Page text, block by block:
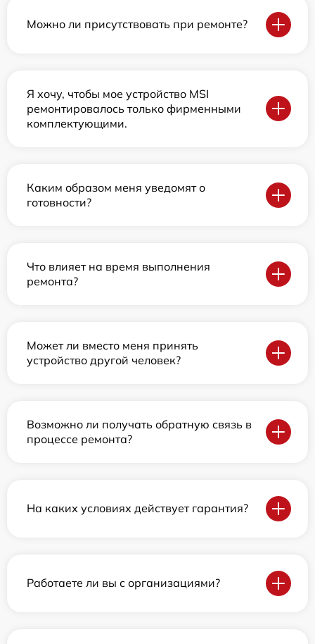
Можно ли присутствовать при ремонте?
Я хочу, чтобы мое устройство MSI
ремонтировалось только фирменными
комплектующими.
Каким образом меня уведомят о
готовности?
Что влияет на время выполнения
ремонта?
Может ли вместо меня принять
устройство другой человек?
Возможно ли получать обратную связь в
процессе ремонта?
На каких условиях действует гарантия?
Работаете ли вы с организациями?